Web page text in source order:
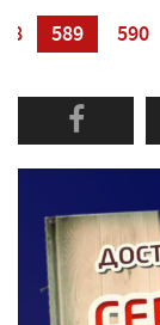
589 590